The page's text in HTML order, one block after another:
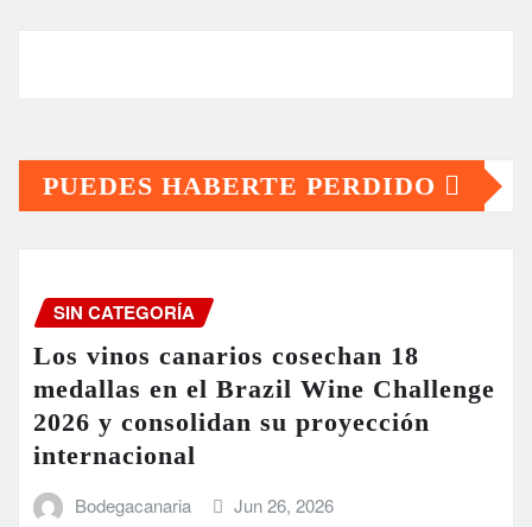
PUEDES HABERTE PERDIDO
SIN CATEGORÍA
Los vinos canarios cosechan 18
medallas en el Brazil Wine Challenge
2026 y consolidan su proyección
internacional
Bodegacanaria Jun 26, 2026